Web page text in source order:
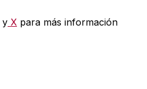
y X para más información